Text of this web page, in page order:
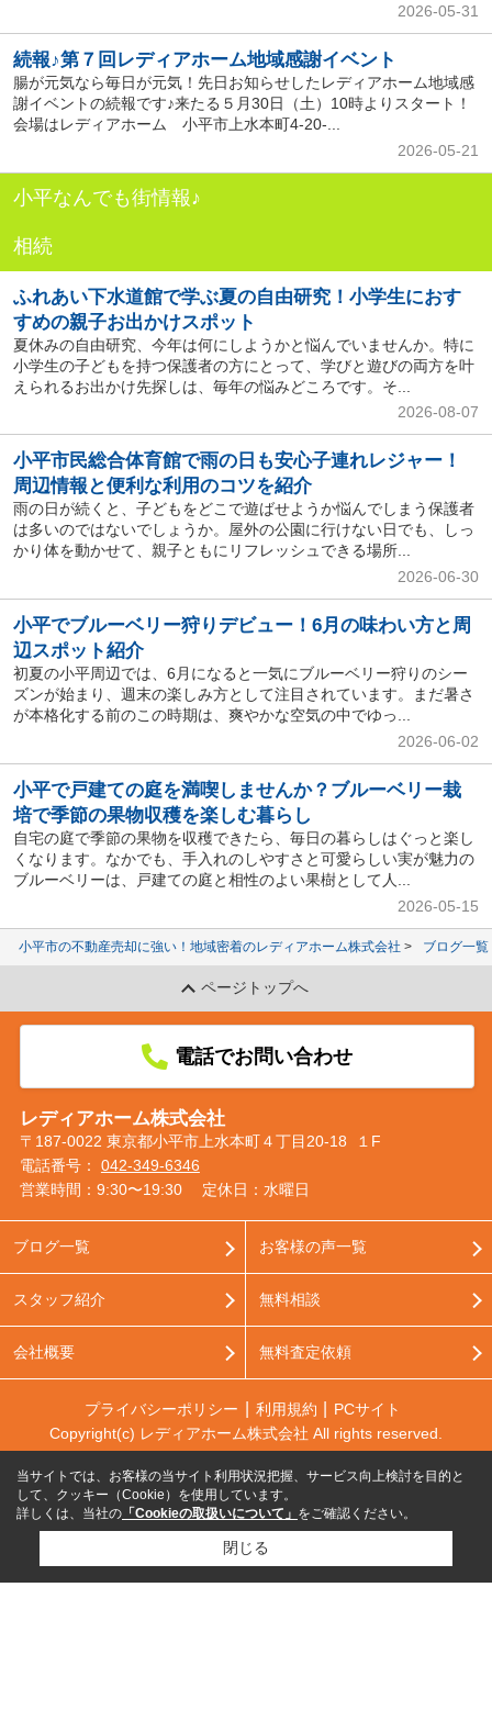
2026-05-31
続報♪第７回レディアホーム地域感謝イベント
腸が元気なら毎日が元気！先日お知らせしたレディアホーム地域感
謝イベントの続報です♪来たる５月30日（土）10時よりスタート！
会場はレディアホーム 小平市上水本町4-20-...
2026-05-21
小平なんでも街情報♪
相続
ふれあい下水道館で学ぶ夏の自由研究！小学生におす
すめの親子お出かけスポット
夏休みの自由研究、今年は何にしようかと悩んでいませんか。特に
小学生の子どもを持つ保護者の方にとって、学びと遊びの両方を叶
えられるお出かけ先探しは、毎年の悩みどころです。そ...
2026-08-07
小平市民総合体育館で雨の日も安心子連れレジャー！
周辺情報と便利な利用のコツを紹介
雨の日が続くと、子どもをどこで遊ばせようか悩んでしまう保護者
は多いのではないでしょうか。屋外の公園に行けない日でも、しっ
かり体を動かせて、親子ともにリフレッシュできる場所...
2026-06-30
小平でブルーベリー狩りデビュー！6月の味わい方と周
辺スポット紹介
初夏の小平周辺では、6月になると一気にブルーベリー狩りのシー
ズンが始まり、週末の楽しみ方として注目されています。まだ暑さ
が本格化する前のこの時期は、爽やかな空気の中でゆっ...
2026-06-02
小平で戸建ての庭を満喫しませんか？ブルーベリー栽
培で季節の果物収穫を楽しむ暮らし
自宅の庭で季節の果物を収穫できたら、毎日の暮らしはぐっと楽し
くなります。なかでも、手入れのしやすさと可愛らしい実が魅力の
ブルーベリーは、戸建ての庭と相性のよい果樹として人...
2026-05-15
小平市の不動産売却に強い！地域密着のレディアホーム株式会社 ブログ一覧
ページトップへ
電話でお問い合わせ
レディアホーム株式会社
〒187-0022 東京都小平市上水本町４丁目20-18 １F
電話番号： 042-349-6346
営業時間：9:30〜19:30
定休日：水曜日
ブログ一覧
スタッフ紹介
会社概要
お客様の声一覧
無料相談
無料査定依頼
プライバシーポリシー 利用規約
PCサイト
Copyright(c) レディアホーム株式会社 All rights reserved.
当サイトでは、お客様の当サイト利用状況把握、サービス向上検討を目的と
して、クッキー（Cookie）を使用しています。
詳しくは、当社の 「Cookieの取扱いについて」 をご確認ください。
閉じる